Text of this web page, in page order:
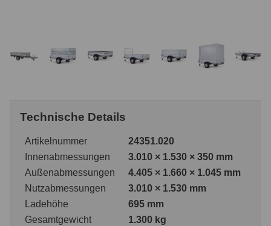
Technische Details
Artikelnummer
24351.020
Innenabmessungen
3.010 × 1.530 × 350 mm
Außenabmessungen
4.405 × 1.660 × 1.045 mm
Nutzabmessungen
3.010 × 1.530 mm
Ladehöhe
695 mm
Gesamtgewicht
1.300 kg